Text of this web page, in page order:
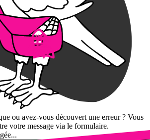
ou avez-vous découvert une erreur ? Vous
votre message via le formulaire.